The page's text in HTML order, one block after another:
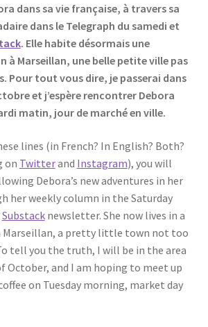
dans sa vie française, à travers sa
dans le Telegraph du samedi et
. Elle habite désormais une
à Marseillan, une belle petite ville pas
Pour tout vous dire, je passerai dans
et j’espère rencontrer Debora
matin, jour de marché en ville.
lines (in French? In English? Both?
on Twitterand Instagram), you will
Debora’s new adventures in her
her weekly column in the Saturday
Substacknewsletter. She now lives in a
Marseillan, a pretty little town not too
tell you the truth, I will be in the area
October, and I am hoping to meet up
on Tuesday morning, market day